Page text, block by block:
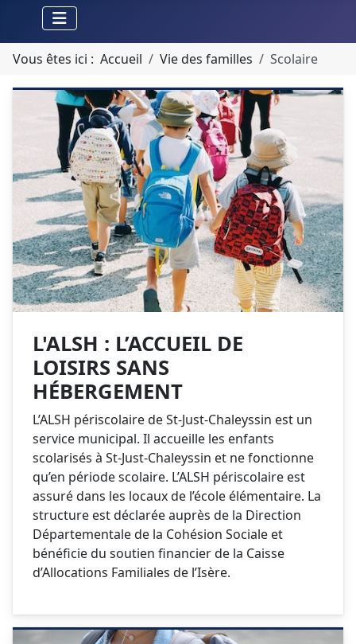
Vous êtes ici : Accueil Vie des familles Scolaire
L'ALSH : L’ACCUEIL DE
LOISIRS SANS
HÉBERGEMENT
L’ALSH périscolaire de St-Just-Chaleyssin est un
service municipal. Il accueille les enfants
scolarisés à St-Just-Chaleyssin et ne fonctionne
qu’en période scolaire. L’ALSH périscolaire est
assuré dans les locaux de l’école élémentaire. La
structure est déclarée auprès de la Direction
Départementale de la Cohésion Sociale et
bénéficie du soutien financier de la Caisse
d’Allocations Familiales de l’Isère.